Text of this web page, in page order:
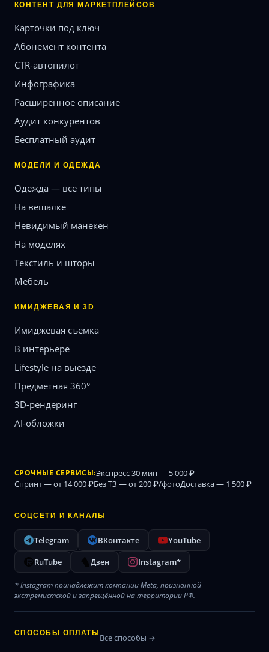
КОНТЕНТ ДЛЯ МАРКЕТПЛЕЙСОВ
Карточки под ключ
Абонемент контента
CTR-автопилот
Инфографика
Расширенное описание
Аудит конкурентов
Бесплатный аудит
МОДЕЛИ И ОДЕЖДА
Одежда — все типы
На вешалке
Невидимый манекен
На моделях
Текстиль и шторы
Мебель
ИМИДЖЕВАЯ И 3D
Имиджевая съёмка
В интерьере
Lifestyle на выезде
Предметная 360°
3D-рендеринг
AI-обложки
СРОЧНЫЕ СЕРВИСЫ:Экспресс 30 мин — 5 000 ₽
Спринт — от 14 000 ₽Без ТЗ — от 200 ₽/фотоДоставка — 1 500 ₽
СОЦСЕТИ И КАНАЛЫ
Telegram ВКонтакте
YouTube
RuTube
Дзен Instagram*
* Instagram принадлежит компании Meta, признанной
экстремистской и запрещённой на территории РФ.
СПОСОБЫ ОПЛАТЫ Все способы →